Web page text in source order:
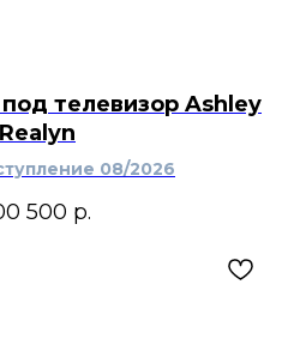
телевизор Ashley
Realyn
08/2026
500 р.